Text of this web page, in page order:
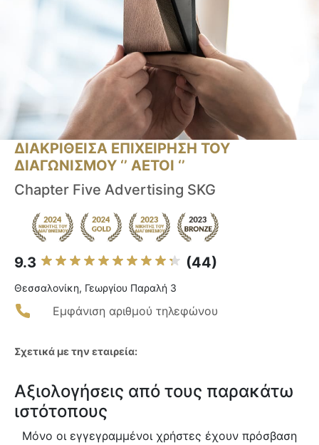
ΔΙΑΚΡΙΘΕΙΣΑ ΕΠΙΧΕΙΡΗΣΗ ΤΟΥ
ΔΙΑΓΩΝΙΣΜΟΥ ‘’ ΑΕΤΟΙ ‘’
Chapter Five Advertising SKG
9.3 (44)
Θεσσαλονίκη, Γεωργίου Παραλή 3
Εμφάνιση αριθμού τηλεφώνου
Σχετικά με την εταιρεία:
Αξιολογήσεις από τους παρακάτω
ιστότοπους
Μόνο οι εγγεγραμμένοι χρήστες έχουν πρόσβαση